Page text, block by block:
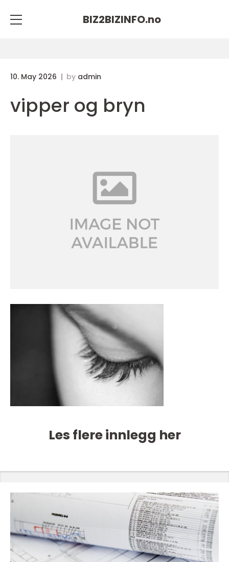
BIZ2BIZINFO.no
10. May 2026 by admin
vipper og bryn
Les flere innlegg her